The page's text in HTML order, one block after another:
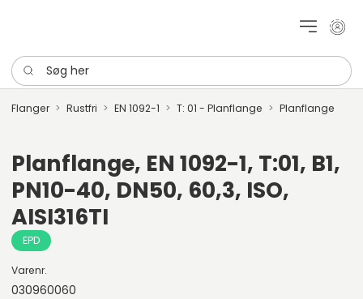
Mit
Søg her
Flanger Rustfri EN 1092-1 T: 01 - Planflange Planflange
Planflange, EN 1092-1, T:01, B1,
PN10-40, DN50, 60,3, ISO,
AISI316TI
EPD
Varenr.
030960060